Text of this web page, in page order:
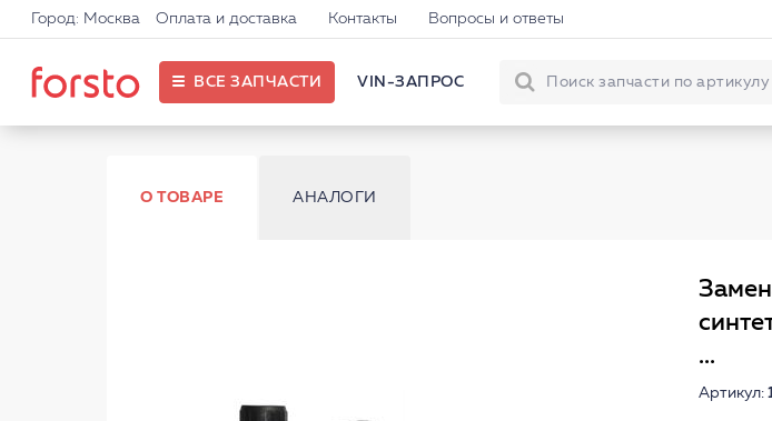
Город: Москва Оплата и доставка Контакты Вопросы и ответы
ВСЕ ЗАПЧАСТИ VIN-ЗАПРОС
О ТОВАРЕ АНАЛОГИ
...
Артикул: